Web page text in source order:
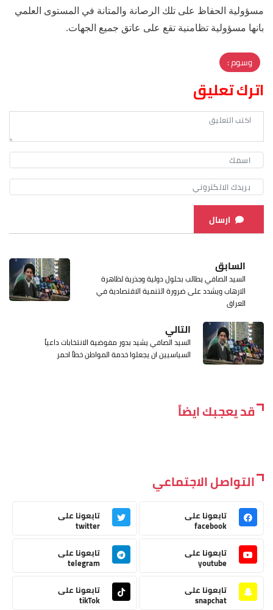
مسؤولية الحفاظ على تلك الرصانة والمتانة في المستوى العلمي
بانها مسؤولية تظامنية تقع على عاتق جميع الجهات.
وسوم :
اترك تعليق
ارسال
السابق
السيد الصافي يطالب بحلول دولية وجذرية لظاهرة
الارهاب ويشدد على ضرورة التنمية الاقتصادية في
العراق
التالي
السيد الصافي يشيد بدور مفوضية الانتخابات داعياً
السياسيين ان يجعلوا خدمة المواطن خطاً احمر
قد يعجبك ايضاً
التواصل الاجتماعي
تابعونا على
facebook
تابعونا على
twitter
تابعونا على
youtube
تابعونا على
telegram
تابعونا على
snapchat
تابعونا على
tikTok